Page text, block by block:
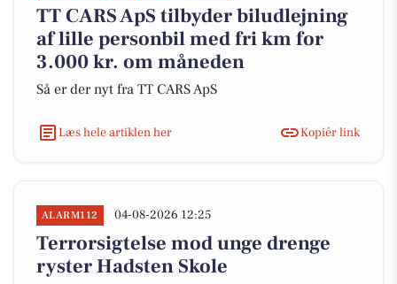
TT CARS ApS tilbyder biludlejning
af lille personbil med fri km for
3.000 kr. om måneden
Så er der nyt fra TT CARS ApS
Læs hele artiklen her Kopiér link
ALARM112 04-08-2026 12:25
Terrorsigtelse mod unge drenge
ryster Hadsten Skole